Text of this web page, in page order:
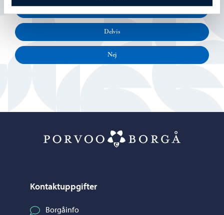
Ja
Delvis
Nej
Kontaktuppgifter
Borgåinfo